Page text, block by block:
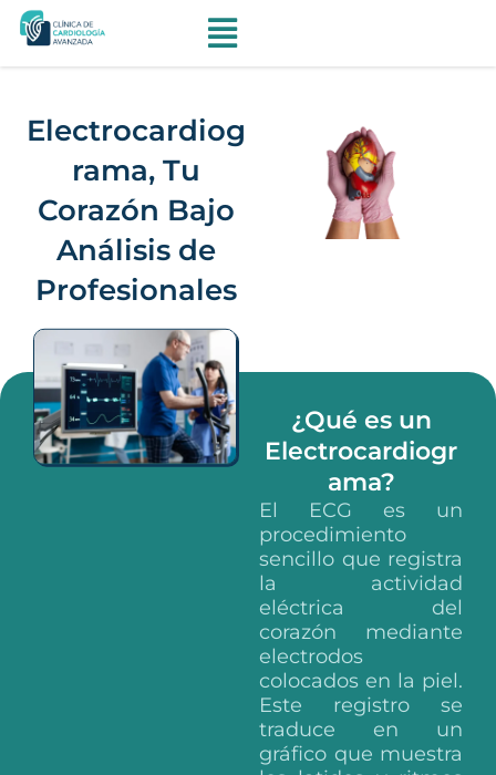
Electrocardiog
rama, Tu
Corazón Bajo
Análisis de
Profesionales
Agenda una cita
¿Qué es un
Electrocardiogr
ama?
El ECG es un
procedimiento
sencillo que registra
la actividad
eléctrica del
corazón mediante
electrodos
colocados en la piel.
Este registro se
traduce en un
gráfico que muestra